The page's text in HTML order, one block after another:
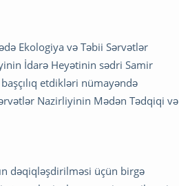
Ekologiya və Təbii Sərvətlər
İdarə Heyətinin sədri Samir
etdikləri nümayəndə
Nazirliyinin Mədən Tədqiqi və
dəqiqləşdirilməsi üçün birgə